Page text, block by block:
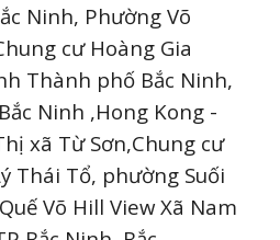
Ninh, Phường Võ
cư Hoàng Gia
Thành phố Bắc Ninh,
Ninh ,Hong Kong -
xã Từ Sơn,Chung cư
Thái Tổ, phường Suối
Võ Hill View Xã Nam